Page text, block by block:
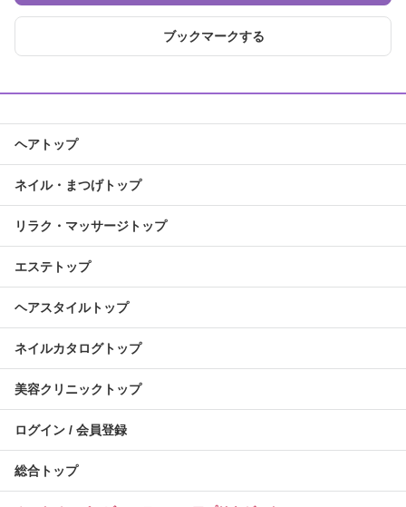
ブックマークする
ヘアトップ
ネイル・まつげトップ
リラク・マッサージトップ
エステトップ
ヘアスタイルトップ
ネイルカタログトップ
美容クリニックトップ
ログイン / 会員登録
総合トップ